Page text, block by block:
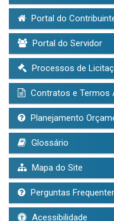
Portal do
Portal do Servidor
Processos de
Contratos e Termos
Planejamento
Glossário
Mapa do Site
Perguntas
Acessibilidade